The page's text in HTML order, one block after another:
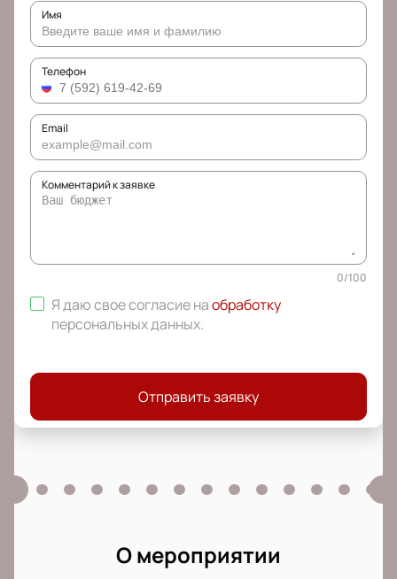
Имя
Телефон
Email
Комментарий к заявке
0/100
Я даю свое согласие наобработку
персональных данных.
Отправить заявку
О мероприятии